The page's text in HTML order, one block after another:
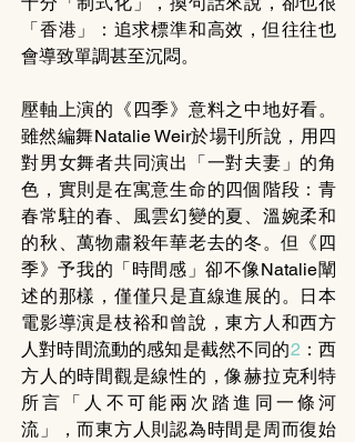
「香港」：追求標準和高效，但往往也
會導致單調甚至沉悶。
壓軸上演的《四季》意料之中地好看。
雖然編舞Natalie Weir於場刊所說，用四
對男女舞者共同演出「一對夫妻」的角
色，實則是在寓意生命的四個階段：青
春常駐的春、風雲幻變的夏、溫婉柔和
的秋、萬物肅殺年華老去的冬。但《四
季》予我的「時間感」卻不像Natalie闡
述的那樣，僅僅只是直線進展的。日本
電影導演是枝裕和曾說，東方人和西方
人對時間流動的感知是截然不同的2 ：西
方人的時間觀是線性的，像赫拉克利特
所言「人不可能兩次踏進同一條河
流」，而東方人則認為時間是周而復始